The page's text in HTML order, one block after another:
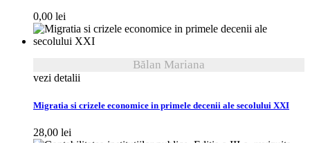
0,00 lei
Bălan Mariana
vezi detalii
Migratia si crizele economice in primele decenii ale secolului XXI
28,00 lei